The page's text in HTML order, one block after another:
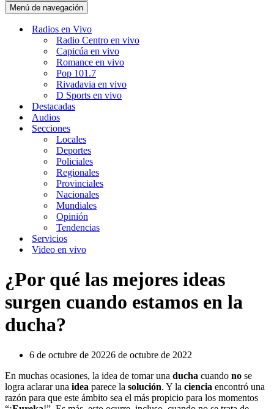
Menú de navegación
Radios en Vivo
Radio Centro en vivo
Capicúa en vivo
Romance en vivo
Pop 101.7
Rivadavia en vivo
D Sports en vivo
Destacadas
Audios
Secciones
Locales
Deportes
Policiales
Regionales
Provinciales
Nacionales
Mundiales
Opinión
Tendencias
Servicios
Video en vivo
¿Por qué las mejores ideas
surgen cuando estamos en la
ducha?
6 de octubre de 20226 de octubre de 2022
En muchas ocasiones, la idea de tomar una ducha cuando no se
logra aclarar una idea parece la solución. Y la ciencia encontró una
razón para que este ámbito sea el más propicio para los momentos